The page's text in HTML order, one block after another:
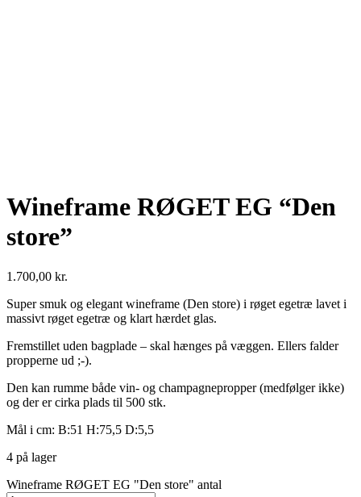
Wineframe RØGET EG “Den
store”
1.700,00 kr.
Super smuk og elegant wineframe (Den store) i røget egetræ lavet i
massivt røget egetræ og klart hærdet glas.
Fremstillet uden bagplade – skal hænges på væggen. Ellers falder
propperne ud ;-).
Den kan rumme både vin- og champagnepropper (medfølger ikke)
og der er cirka plads til 500 stk.
Mål i cm: B:51 H:75,5 D:5,5
4 på lager
Wineframe RØGET EG "Den store" antal